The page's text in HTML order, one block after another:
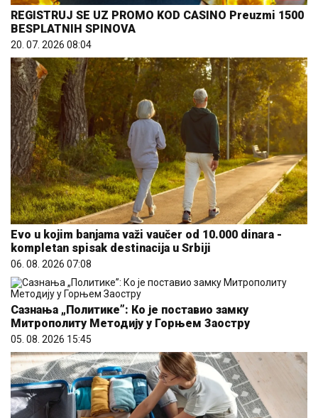
REGISTRUJ SE UZ PROMO KOD CASINO Preuzmi 1500
BESPLATNIH SPINOVA
20. 07. 2026 08:04
Evo u kojim banjama važi vaučer od 10.000 dinara -
kompletan spisak destinacija u Srbiji
06. 08. 2026 07:08
Сазнања „Политике”: Ко је поставио замку
Митрополиту Методију у Горњем Заостру
05. 08. 2026 15:45